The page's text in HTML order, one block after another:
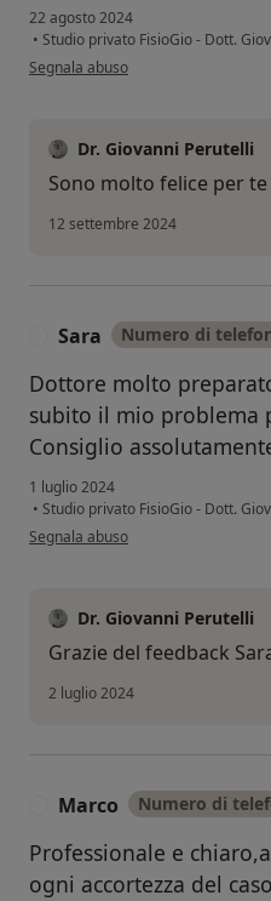
22 agosto 2024
• Studio privato FisioGio - Dott.
secondo l'opinione dell'utente Davide
Segnala abuso
Dr. Giovanni Perutelli
Sono molto felice per
12 settembre 2024
Sara Numero di
Dottore molto
subito il mio problema
Consiglio
1 luglio 2024
• Studio privato FisioGio - Dott.
secondo l'opinione dell'utente Sara
Segnala abuso
Dr. Giovanni Perutelli
Grazie del feedback
2 luglio 2024
Marco Numero di
Professionale e
ogni accortezza del caso